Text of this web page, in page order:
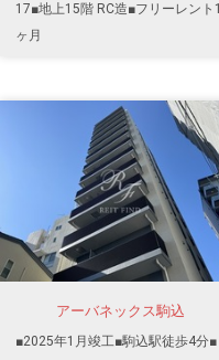
17■地上15階 RC造■フリーレント1
ヶ月
アーバネックス駒込
■2025年1月竣工■駒込駅徒歩4分■